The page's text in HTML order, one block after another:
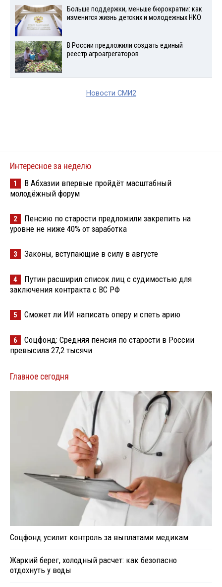
Больше поддержки, меньше бюрократии: как
изменится жизнь детских и молодежных НКО
В России предложили создать единый
реестр агроагрегаторов
Новости СМИ2
Интересное за неделю
1
В Абхазии впервые пройдёт масштабный
молодёжный форум
2
Пенсию по старости предложили закрепить на
уровне не ниже 40% от заработка
3 Законы, вступающие в силу в августе
4
Путин расширил список лиц с судимостью для
заключения контракта с ВС РФ
5 Сможет ли ИИ написать оперу и спеть арию
6
Соцфонд: Средняя пенсия по старости в России
превысила 27,2 тысячи
Главное сегодня
Соцфонд усилит контроль за выплатами медикам
Жаркий берег, холодный расчет: как безопасно
отдохнуть у воды